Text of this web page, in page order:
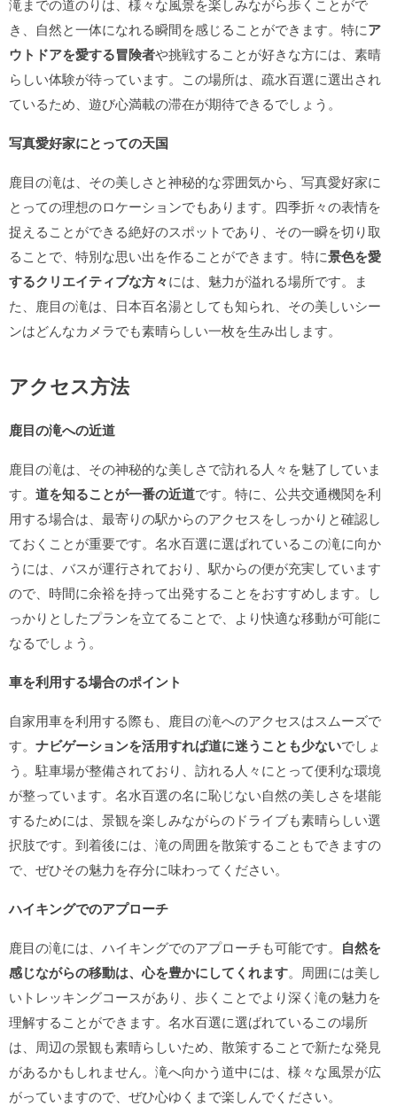
滝までの道のりは、様々な風景を楽しみながら歩くことがで
き、自然と一体になれる瞬間を感じることができます。特にア
ウトドアを愛する冒険者や挑戦することが好きな方には、素晴
らしい体験が待っています。この場所は、疏水百選に選出され
ているため、遊び心満載の滞在が期待できるでしょう。
写真愛好家にとっての天国
鹿目の滝は、その美しさと神秘的な雰囲気から、写真愛好家に
とっての理想のロケーションでもあります。四季折々の表情を
捉えることができる絶好のスポットであり、その一瞬を切り取
ることで、特別な思い出を作ることができます。特に景色を愛
するクリエイティブな方々には、魅力が溢れる場所です。ま
た、鹿目の滝は、日本百名湯としても知られ、その美しいシー
ンはどんなカメラでも素晴らしい一枚を生み出します。
アクセス方法
鹿目の滝への近道
鹿目の滝は、その神秘的な美しさで訪れる人々を魅了していま
す。 道を知ることが一番の近道です。特に、公共交通機関を利
用する場合は、最寄りの駅からのアクセスをしっかりと確認し
ておくことが重要です。名水百選に選ばれているこの滝に向か
うには、バスが運行されており、駅からの便が充実しています
ので、時間に余裕を持って出発することをおすすめします。し
っかりとしたプランを立てることで、より快適な移動が可能に
なるでしょう。
車を利用する場合のポイント
自家用車を利用する際も、鹿目の滝へのアクセスはスムーズで
す。 ナビゲーションを活用すれば道に迷うことも少ないでしょ
う。駐車場が整備されており、訪れる人々にとって便利な環境
が整っています。名水百選の名に恥じない自然の美しさを堪能
するためには、景観を楽しみながらのドライブも素晴らしい選
択肢です。到着後には、滝の周囲を散策することもできますの
で、ぜひその魅力を存分に味わってください。
ハイキングでのアプローチ
鹿目の滝には、ハイキングでのアプローチも可能です。 自然を
感じながらの移動は、心を豊かにしてくれます。周囲には美し
いトレッキングコースがあり、歩くことでより深く滝の魅力を
理解することができます。名水百選に選ばれているこの場所
は、周辺の景観も素晴らしいため、散策することで新たな発見
があるかもしれません。滝へ向かう道中には、様々な風景が広
がっていますので、ぜひ心ゆくまで楽しんでください。